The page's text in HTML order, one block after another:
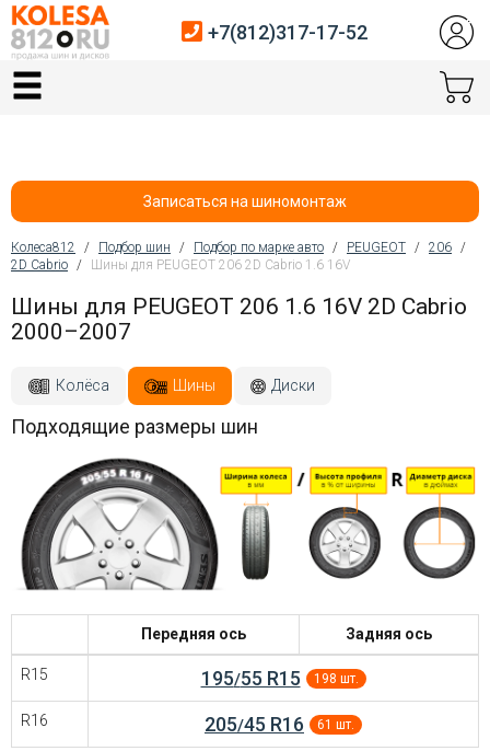
Главная
Автосервис
Услуги шиномонтажа
Хранение шин
Покупателям
Контакты
Войти на сайт
+7(812)317-
52
Пт:
+7(812)317-17-52
Записаться на шиномонтаж
Вы здесь
Колеса812 / Подбор шин / Подбор по марке авто / PEUGEOT / 206 /
2D Cabrio / Шины для PEUGEOT 206 2D Cabrio 1.6 16V
Шины для PEUGEOT 206 1.6 16V 2D Cabrio
2000–2007
Колёса Шины Диски
Подходящие размеры шин
Передняя ось Задняя ось
R15 195/55 R15 198 шт.
R16 205/45 R16 61 шт.